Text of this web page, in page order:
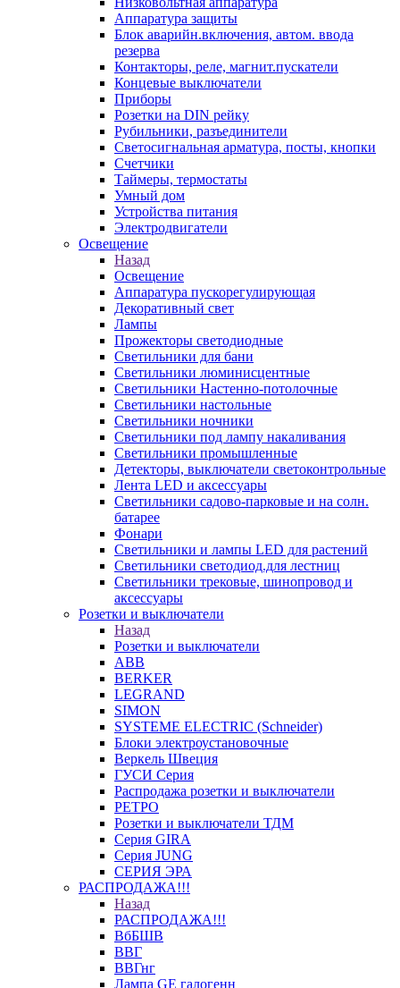
Аппаратура защиты
Блок аварийн.включения, автом. ввода
резерва
Контакторы, реле, магнит.пускатели
Концевые выключатели
Приборы
Розетки на DIN рейку
Рубильники, разъединители
Светосигнальная арматура, посты, кнопки
Счетчики
Таймеры, термостаты
Умный дом
Устройства питания
Электродвигатели
Освещение
Назад
Освещение
Аппаратура пускорегулирующая
Декоративный свет
Лампы
Прожекторы светодиодные
Светильники для бани
Светильники люминисцентные
Светильники Настенно-потолочные
Светильники настольные
Светильники ночники
Светильники под лампу накаливания
Светильники промышленные
Детекторы, выключатели светоконтрольные
Лента LED и аксессуары
Светильники садово-парковые и на солн.
батарее
Фонари
Светильники и лампы LED для растений
Светильники светодиод.для лестниц
Светильники трековые, шинопровод и
аксессуары
Розетки и выключатели
Назад
Розетки и выключатели
ABB
BERKER
LEGRAND
SIMON
SYSTEME ELECTRIC (Schneider)
Блоки электроустановочные
Веркель Швеция
ГУСИ Серия
Распродажа розетки и выключатели
РЕТРО
Розетки и выключатели ТДМ
Серия GIRA
Серия JUNG
СЕРИЯ ЭРА
РАСПРОДАЖА!!!
Назад
РАСПРОДАЖА!!!
ВбБШВ
ВВГ
ВВГнг
Лампа GE галогенн